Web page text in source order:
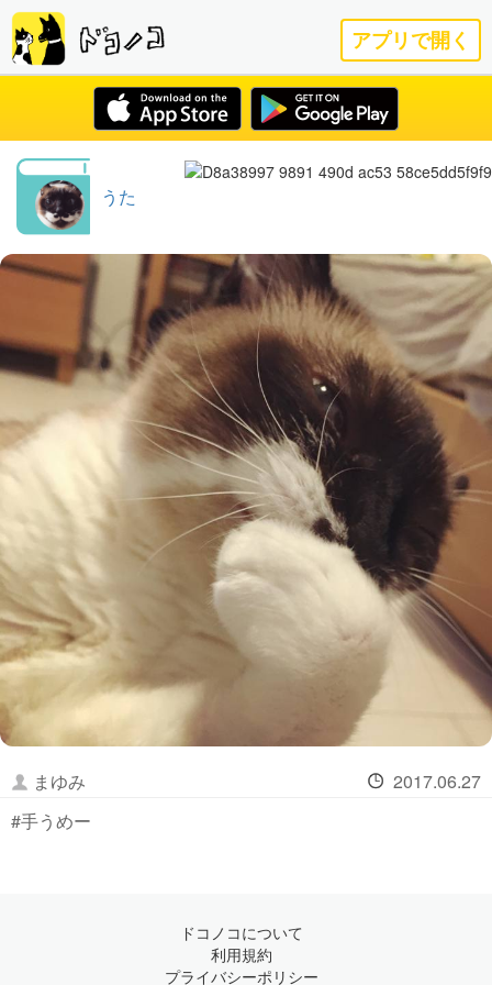
アプリで開く
うた
まゆみ
2017.06.27
#手うめー
ドコノコについて
利用規約
プライバシーポリシー